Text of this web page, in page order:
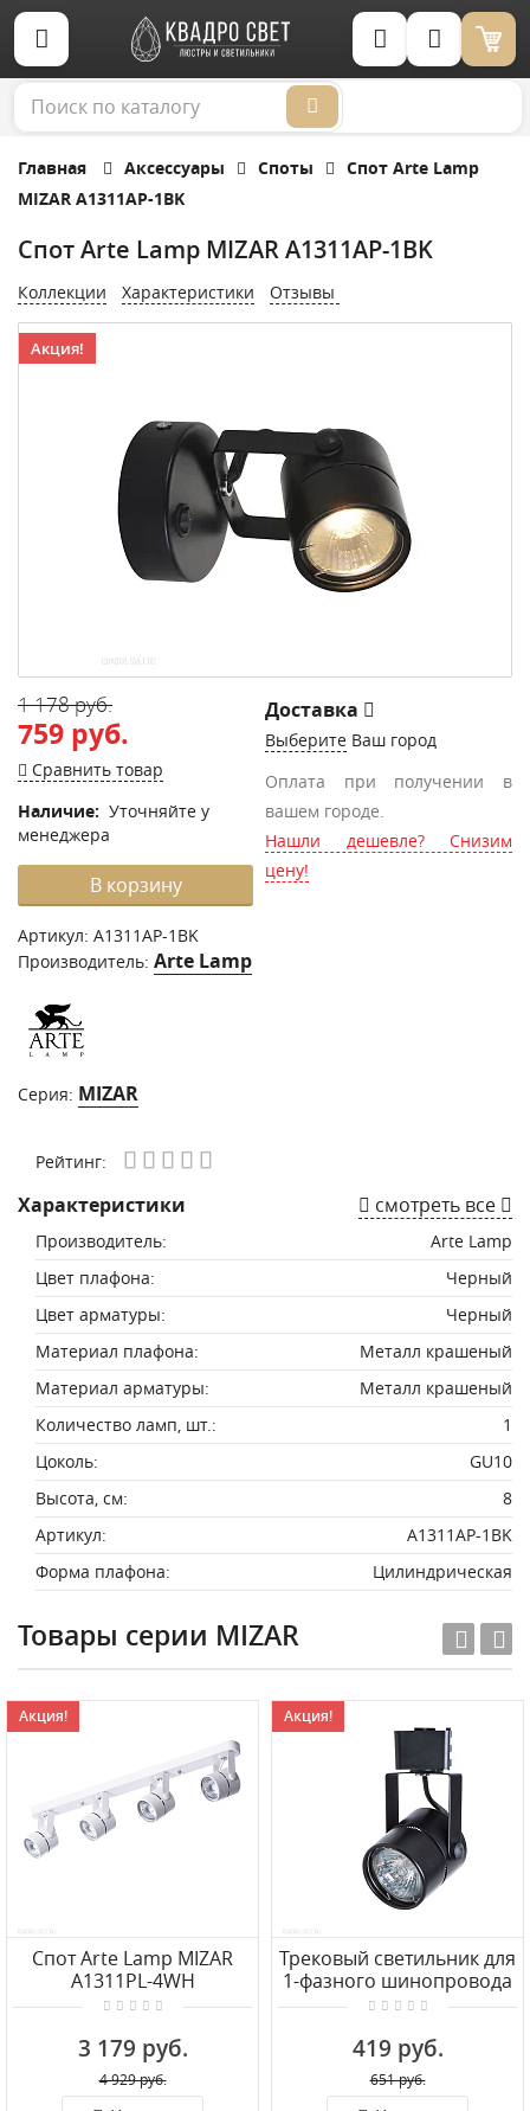
Корзина (0)
Главная Аксессуары Споты
Спот Arte Lamp
MIZAR A1311AP-1BK
Спот Arte Lamp MIZAR A1311AP-1BK
Коллекции Характеристики Отзывы
Акция!
1 178 руб.
759 руб.
Сравнить товар
Наличие: Уточняйте у
менеджера
В корзину
Артикул: A1311AP-1BK
Производитель: Arte Lamp
Серия: MIZAR
Доставка
Выберите Ваш город
Оплата при получении в
вашем городе.
Нашли дешевле? Снизим
цену!
Рейтинг:
Характеристики смотреть все
Производитель:
Arte Lamp
Цвет плафона:
Черный
Цвет арматуры:
Черный
Материал плафона:
Металл крашеный
Материал арматуры:
Металл крашеный
Количество ламп, шт.:
1
Цоколь:
GU10
Высота, см:
8
Артикул:
A1311AP-1BK
Форма плафона:
Цилиндрическая
Товары серии MIZAR
Акция!
Спот Arte Lamp MIZAR
A1311PL-4WH
3 179 руб.
4 929 руб.
Акция!
Трековый светильник для
1-фазного шинопровода
Arte Lamp MIZAR A1311PL-
419 руб.
651 руб.